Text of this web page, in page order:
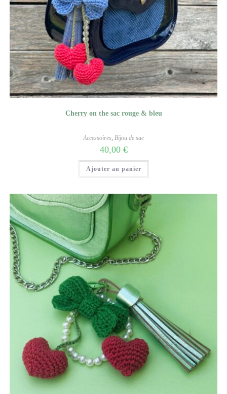
Cherry on the sac rouge & bleu
Accessoires, Bijou de sac
40,00 €
Ajouter au panier